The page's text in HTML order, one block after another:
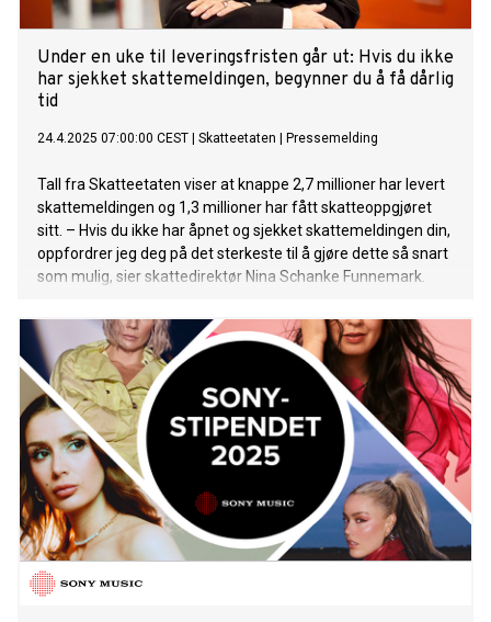
Under en uke til leveringsfristen går ut: Hvis du ikke
har sjekket skattemeldingen, begynner du å få dårlig
tid
24.4.2025 07:00:00 CEST Skatteetaten Pressemelding
Tall fra Skatteetaten viser at knappe 2,7 millioner har levert
skattemeldingen og 1,3 millioner har fått skatteoppgjøret
sitt. – Hvis du ikke har åpnet og sjekket skattemeldingen din,
oppfordrer jeg deg på det sterkeste til å gjøre dette så snart
som mulig, sier skattedirektør Nina Schanke Funnemark.